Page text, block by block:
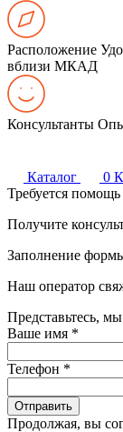
Расположение
вблизи МКАД
Консультанты
Каталог 0
Требуется помощь
Получите
Заполнение
Наш оператор
Представьтесь,
Ваше имя *
Телефон *
Продолжая, вы